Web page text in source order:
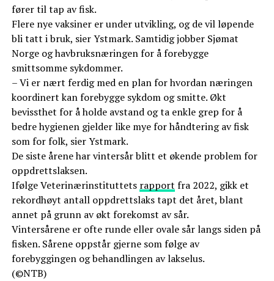
fører til tap av fisk.
Flere nye vaksiner er under utvikling, og de vil løpende
bli tatt i bruk, sier Ystmark. Samtidig jobber Sjømat
Norge og havbruksnæringen for å forebygge
smittsomme sykdommer.
– Vi er nært ferdig med en plan for hvordan næringen
koordinert kan forebygge sykdom og smitte. Økt
bevissthet for å holde avstand og ta enkle grep for å
bedre hygienen gjelder like mye for håndtering av fisk
som for folk, sier Ystmark.
De siste årene har vintersår blitt et økende problem for
oppdrettslaksen.
Ifølge Veterinærinstituttets rapport fra 2022, gikk et
rekordhøyt antall oppdrettslaks tapt det året, blant
annet på grunn av økt forekomst av sår.
Vintersårene er ofte runde eller ovale sår langs siden på
fisken. Sårene oppstår gjerne som følge av
forebyggingen og behandlingen av lakselus.
(©NTB)